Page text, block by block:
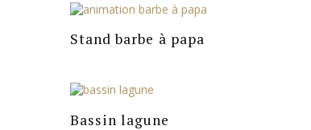
Stand barbe à papa
Bassin lagune